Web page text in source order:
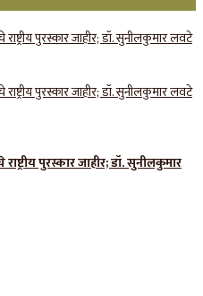
पुरस्कार जाहीर; डॉ. सुनीलकुमार